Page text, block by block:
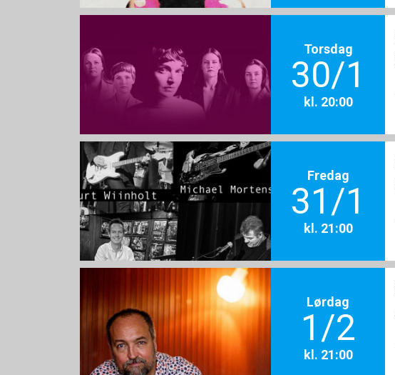
Torsdag
30/1
kl. 20:00
Fredag
31/1
kl. 21:00
Lørdag
1/2
kl. 21:00